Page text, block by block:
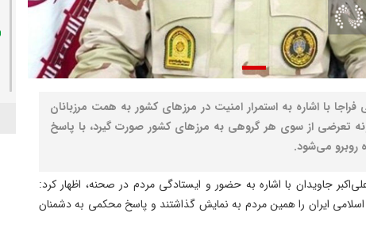
فراجا با اشاره به استمرار امنیت در مرزهای کشور به همت مرزبانان
تعرضی از سوی هر گروهی به مرزهای کشور صورت گیرد، با پاسخ
روبرو می‌شود.
جاویدان با اشاره به حضور و ایستادگی مردم در صحنه، اظهار کرد:
ایران را همین مردم به نمایش گذاشتند و پاسخ محکمی به دشمنان